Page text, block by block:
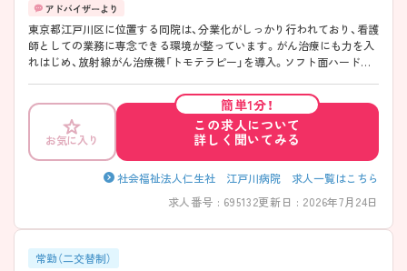
東京都江戸川区に位置する同院は、分業化がしっかり行われており、看護
師としての業務に専念できる環境が整っています。がん治療にも力を入
れはじめ、放射線がん治療機「トモテラピー」を導入。ソフト面ハード面
す。ご興味のある方はお問い合わせください。
お気に入り
簡単1分！
この求人について
詳しく聞いてみる
社会福祉法人仁生社 江戸川病院 求人一覧はこちら
求人番号 : 695132更新日 : 2026年7月24日
常勤（二交替制）